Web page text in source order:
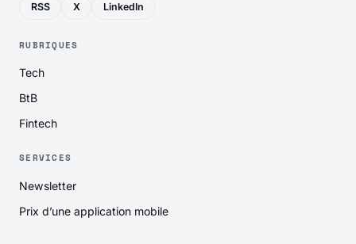
RSS X LinkedIn
RUBRIQUES
Tech
BtB
Fintech
SERVICES
Newsletter
Prix d’une application mobile